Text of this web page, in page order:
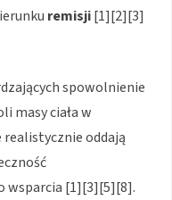
remisji[1][2][3]
spowolnienie
masy ciała w
oddają
wsparcia [1][3][5][8].